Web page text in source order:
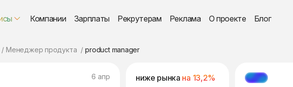
Компании Зарплаты Рекрутерам Реклама О проекте Блог
Менеджер продукта product manager
6 апр ниже рынка на 13,2%
МЭТЧ